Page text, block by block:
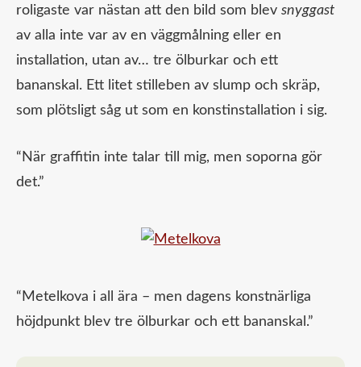
roligaste var nästan att den bild som blev snyggast
av alla inte var av en väggmålning eller en
installation, utan av… tre ölburkar och ett
bananskal. Ett litet stilleben av slump och skräp,
som plötsligt såg ut som en konstinstallation i sig.
“När graffitin inte talar till mig, men soporna gör
det.”
“Metelkova i all ära – men dagens konstnärliga
höjdpunkt blev tre ölburkar och ett bananskal.”